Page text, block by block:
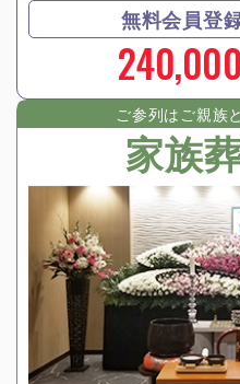
無料会員登
240,000
ご参列はご親族
家族